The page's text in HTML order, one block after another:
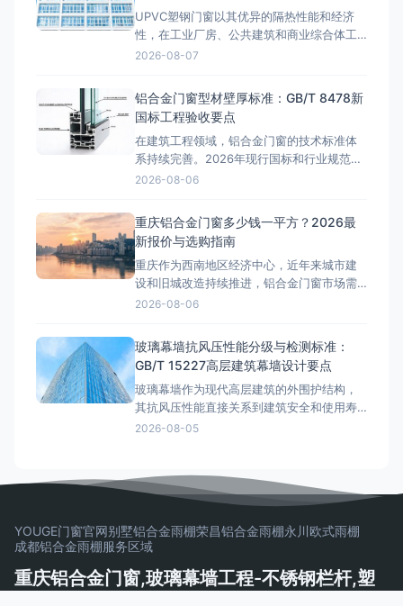
报价构成。涪陵区玻璃幕墙类型价格
UPVC塑钢门窗以其优异的隔热性能和经济
性，在工业厂房、公共建筑和商业综合体工
程中广泛应用。与铝合金门窗不同，塑钢门
须准确掌握相关国标规范，避免因参数不达
标导致门窗变形、渗水等质量问题。 GB/T
8814-2017型
2026-08-07
铝合金门窗型材壁厚标准：GB/T 8478新
国标工程验收要点
在建筑工程领域，铝合金门窗的技术标准体
系持续完善。2026年现行国标和行业规范对
铝合金门窗的性能指标提出了更高要求。本
金门窗》标准明确规定：外门受力构件型材
壁厚不低于2.0mm，外窗受力构件型材壁厚
不低于1.8m
2026-08-06
重庆铝合金门窗多少钱一平方？2026最
新报价与选购指南
重庆作为西南地区经济中心，近年来城市建
设和旧城改造持续推进，铝合金门窗市场需
求旺盛。从解放碑商圈的高端写字楼到来福
接影响居住舒适度和能耗成本。那么，重庆
铝合金门窗多少钱一平方？这是许多业主在
装修前最关心的问题。本文将结合重庆
2026-08-06
玻璃幕墙抗风压性能分级与检测标准：
GB/T 15227高层建筑幕墙设计要点
玻璃幕墙作为现代高层建筑的外围护结构，
其抗风压性能直接关系到建筑安全和使用寿
命。随着我国超高层建筑的快速发展，幕墙
风压性能检测方法》和GB/T 21086《建筑幕
墙》共同构成了幕墙抗风压性能的分级与检
2026-08-05
YOUGE门窗官网别墅铝合金雨棚荣昌铝合金雨棚永川欧式雨棚
成都铝合金雨棚服务区域
重庆铝合金门窗,玻璃幕墙工程-不锈钢栏杆,塑